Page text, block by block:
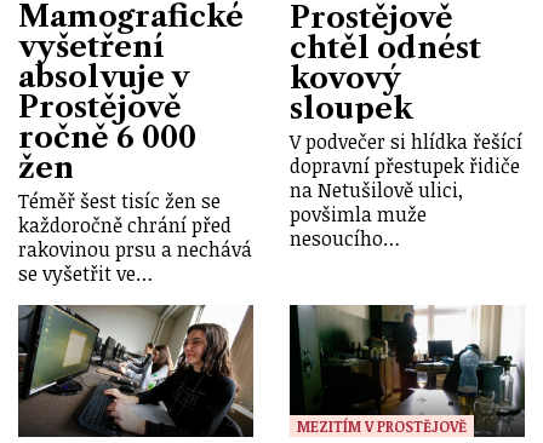
Mamografické
vyšetření
absolvuje v
Prostějově
ročně 6 000
žen
Téměř šest tisíc žen se
každoročně chrání před
rakovinou prsu a nechává
se vyšetřit ve…
Prostějově
chtěl odnést
kovový
sloupek
V podvečer si hlídka řešící
dopravní přestupek řidiče
na Netušilově ulici,
povšimla muže
nesoucího…
MEZITÍM V PROSTĚJOVĚ